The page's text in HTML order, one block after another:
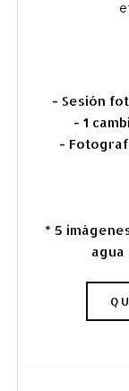
- Sesión
- 1
-
* 5